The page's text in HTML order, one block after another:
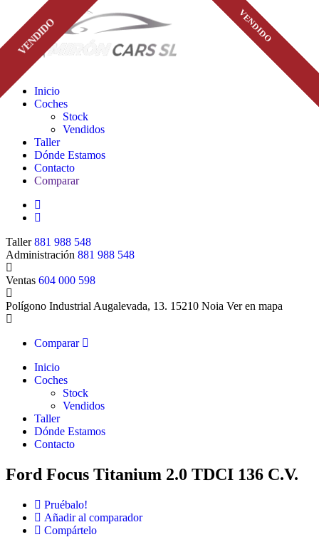
Inicio
Coches
Stock
Vendidos
Taller
Dónde Estamos
Contacto
Comparar
Taller881 988 548
Administración 881 988 548
Ventas 604 000 598
Polígono Industrial Augalevada, 13. 15210 Noia Ver en mapa
Comparar
Inicio
Coches
Stock
Vendidos
Taller
Dónde Estamos
Contacto
Ford Focus Titanium 2.0 TDCI 136 C.V.
Pruébalo!
Añadir al comparador
Compártelo
VENDIDO VENDIDO
VENDIDO
VENDIDO
VENDIDO
VENDIDO
VENDIDO